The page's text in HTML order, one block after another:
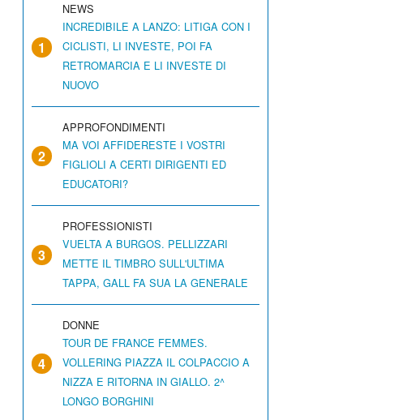
1
NEWS
INCREDIBILE A LANZO: LITIGA CON I
CICLISTI, LI INVESTE, POI FA
RETROMARCIA E LI INVESTE DI
NUOVO
2
APPROFONDIMENTI
MA VOI AFFIDERESTE I VOSTRI
FIGLIOLI A CERTI DIRIGENTI ED
EDUCATORI?
3
PROFESSIONISTI
VUELTA A BURGOS. PELLIZZARI
METTE IL TIMBRO SULL'ULTIMA
TAPPA, GALL FA SUA LA GENERALE
4
DONNE
TOUR DE FRANCE FEMMES.
VOLLERING PIAZZA IL COLPACCIO A
NIZZA E RITORNA IN GIALLO. 2^
LONGO BORGHINI